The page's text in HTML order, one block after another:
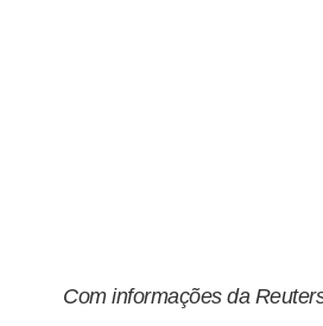
Com informações da